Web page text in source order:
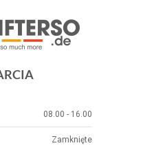
08.00 - 16.00
Zamknięte